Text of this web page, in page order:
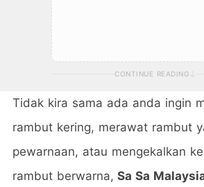
CONTINUE READING
Tidak kira sama ada anda ingin
rambut kering, merawat rambut
pewarnaan, atau mengekalkan
rambut berwarna, Sa Sa